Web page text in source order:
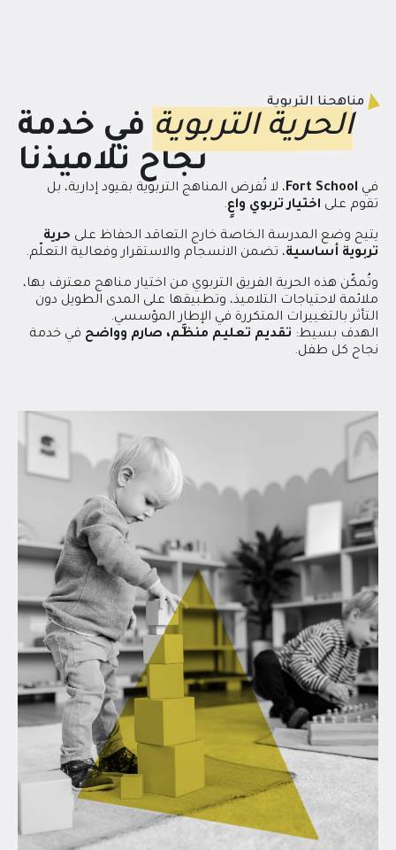
مناهجنا التربوية
الحرية التربوية في خدمة
نجاح تلاميذنا
في Fort School، لا تُفرض المناهج التربوية بقيود إدارية، بل
تقوم على اختيار تربوي واعٍ.
يتيح وضع المدرسة الخاصة خارج التعاقد الحفاظ على حرية
تربوية أساسية، تضمن الانسجام والاستقرار وفعالية التعلّم.
وتُمكّن هذه الحرية الفريق التربوي من اختيار مناهج معترف بها،
ملائمة لاحتياجات التلاميذ، وتطبيقها على المدى الطويل دون
التأثر بالتغييرات المتكررة في الإطار المؤسسي.
الهدف بسيط: تقديم تعليم منظَّم، صارم وواضح في خدمة
نجاح كل طفل.